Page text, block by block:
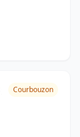
Courbouzon